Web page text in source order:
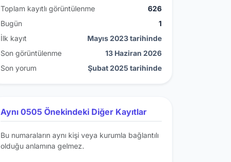
Toplam kayıtlı görüntülenme
626
Bugün
1
İlk kayıt
Mayıs 2023 tarihinde
Son görüntülenme
13 Haziran 2026
Son yorum
Şubat 2025 tarihinde
Aynı 0505 Önekindeki Diğer Kayıtlar
Bu numaraların aynı kişi veya kurumla bağlantılı
olduğu anlamına gelmez.